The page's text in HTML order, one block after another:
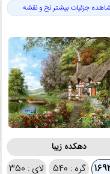
جزئیات بیشتر نخ و نقشه
دهکده زیبا
گره : 540 لای : 350